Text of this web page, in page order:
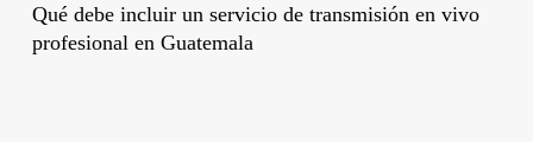
Qué debe incluir un servicio de transmisión en vivo
profesional en Guatemala